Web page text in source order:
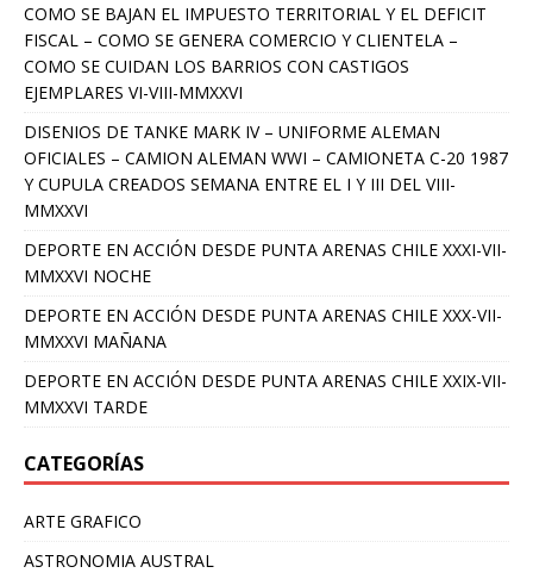
COMO SE BAJAN EL IMPUESTO TERRITORIAL Y EL DEFICIT
FISCAL – COMO SE GENERA COMERCIO Y CLIENTELA –
COMO SE CUIDAN LOS BARRIOS CON CASTIGOS
EJEMPLARES VI-VIII-MMXXVI
DISENIOS DE TANKE MARK IV – UNIFORME ALEMAN
OFICIALES – CAMION ALEMAN WWI – CAMIONETA C-20 1987
Y CUPULA CREADOS SEMANA ENTRE EL I Y III DEL VIII-
MMXXVI
DEPORTE EN ACCIÓN DESDE PUNTA ARENAS CHILE XXXI-VII-
MMXXVI NOCHE
DEPORTE EN ACCIÓN DESDE PUNTA ARENAS CHILE XXX-VII-
MMXXVI MAÑANA
DEPORTE EN ACCIÓN DESDE PUNTA ARENAS CHILE XXIX-VII-
MMXXVI TARDE
CATEGORÍAS
ARTE GRAFICO
ASTRONOMIA AUSTRAL